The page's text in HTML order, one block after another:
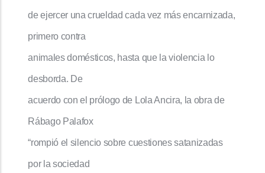
de ejercer una crueldad cada vez más encarnizada,
primero contra
animales domésticos, hasta que la violencia lo
desborda. De
acuerdo con el prólogo de Lola Ancira, la obra de
Rábago Palafox
“rompió el silencio sobre cuestiones satanizadas
por la sociedad